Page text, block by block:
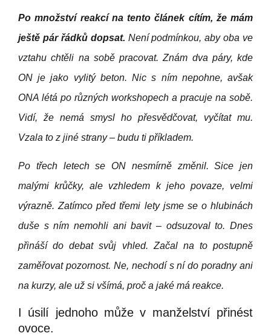
Po množství reakcí na tento článek cítím, že mám
ještě pár řádků dopsat. Není podmínkou, aby oba ve
vztahu chtěli na sobě pracovat. Znám dva páry, kde
ON je jako vylitý beton. Nic s ním nepohne, avšak
ONA létá po různých workshopech a pracuje na sobě.
Vidí, že nemá smysl ho přesvědčovat, vyčítat mu.
Vzala to z jiné strany – budu ti příkladem.
Po třech letech se ON nesmírně změnil. Sice jen
malými krůčky, ale vzhledem k jeho povaze, velmi
výrazně. Zatímco před třemi lety jsme se o hlubinách
duše s ním nemohli ani bavit – odsuzoval to. Dnes
přináší do debat svůj vhled. Začal na to postupně
zaměřovat pozornost. Ne, nechodí s ní do poradny ani
na kurzy, ale už si všímá, proč a jaké má reakce.
I úsilí jednoho může v manželství přinést
ovoce.